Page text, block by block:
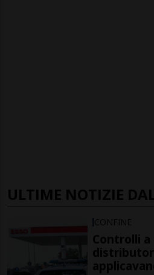
ULTIME NOTIZIE
CONFINE
Controlli